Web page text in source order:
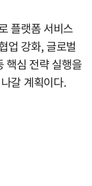
플랫폼 서비스
업 강화, 글로벌
핵심 전략 실행을
갈 계획이다.